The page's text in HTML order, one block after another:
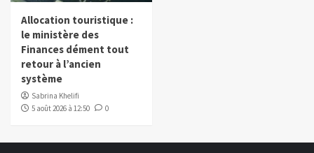
Allocation touristique :
le ministère des
Finances dément tout
retour à l’ancien
système
Sabrina Khelifi
5 août 2026 à 12:50
0